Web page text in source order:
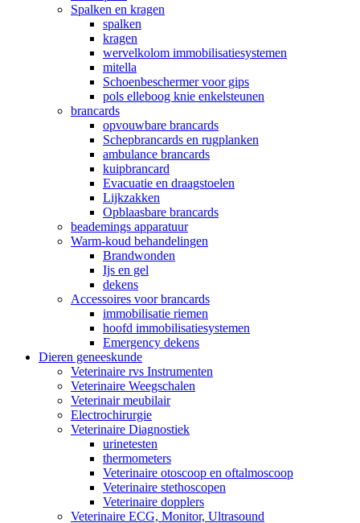
Spalken en kragen
spalken
kragen
wervelkolom immobilisatiesystemen
mitella
Schoenbeschermer voor gips
pols elleboog knie enkelsteunen
brancards
opvouwbare brancards
Schepbrancards en rugplanken
ambulance brancards
kuipbrancard
Evacuatie en draagstoelen
Lijkzakken
Opblaasbare brancards
beademings apparatuur
Warm-koud behandelingen
Brandwonden
Ijs en gel
dekens
Accessoires voor brancards
immobilisatie riemen
hoofd immobilisatiesystemen
Emergency dekens
Dieren geneeskunde
Veterinaire rvs Instrumenten
Veterinaire Weegschalen
Veterinair meubilair
Electrochirurgie
Veterinaire Diagnostiek
urinetesten
thermometers
Veterinaire otoscoop en oftalmoscoop
Veterinaire stethoscopen
Veterinaire dopplers
Veterinaire ECG, Monitor, Ultrasound